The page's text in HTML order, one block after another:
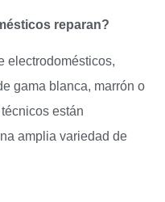
reparan?
electrodomésticos,
gama blanca, marrón o
están
amplia variedad de